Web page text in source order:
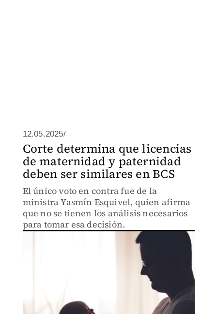
12.05.2025/
Corte determina que licencias
de maternidad y paternidad
deben ser similares en BCS
El único voto en contra fue de la
ministra Yasmín Esquivel, quien afirma
que no se tienen los análisis necesarios
para tomar esa decisión.